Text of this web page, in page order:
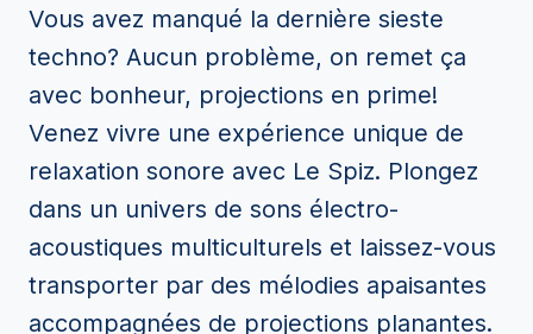
Vous avez manqué la dernière sieste
techno? Aucun problème, on remet ça
avec bonheur, projections en prime!
Venez vivre une expérience unique de
relaxation sonore avec Le Spiz. Plongez
dans un univers de sons électro-
acoustiques multiculturels et laissez-vous
transporter par des mélodies apaisantes
accompagnées de projections planantes.